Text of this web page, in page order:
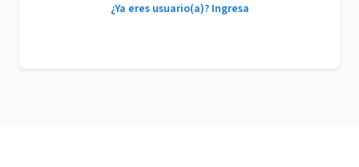
¿Ya eres usuario(a)? Ingresa